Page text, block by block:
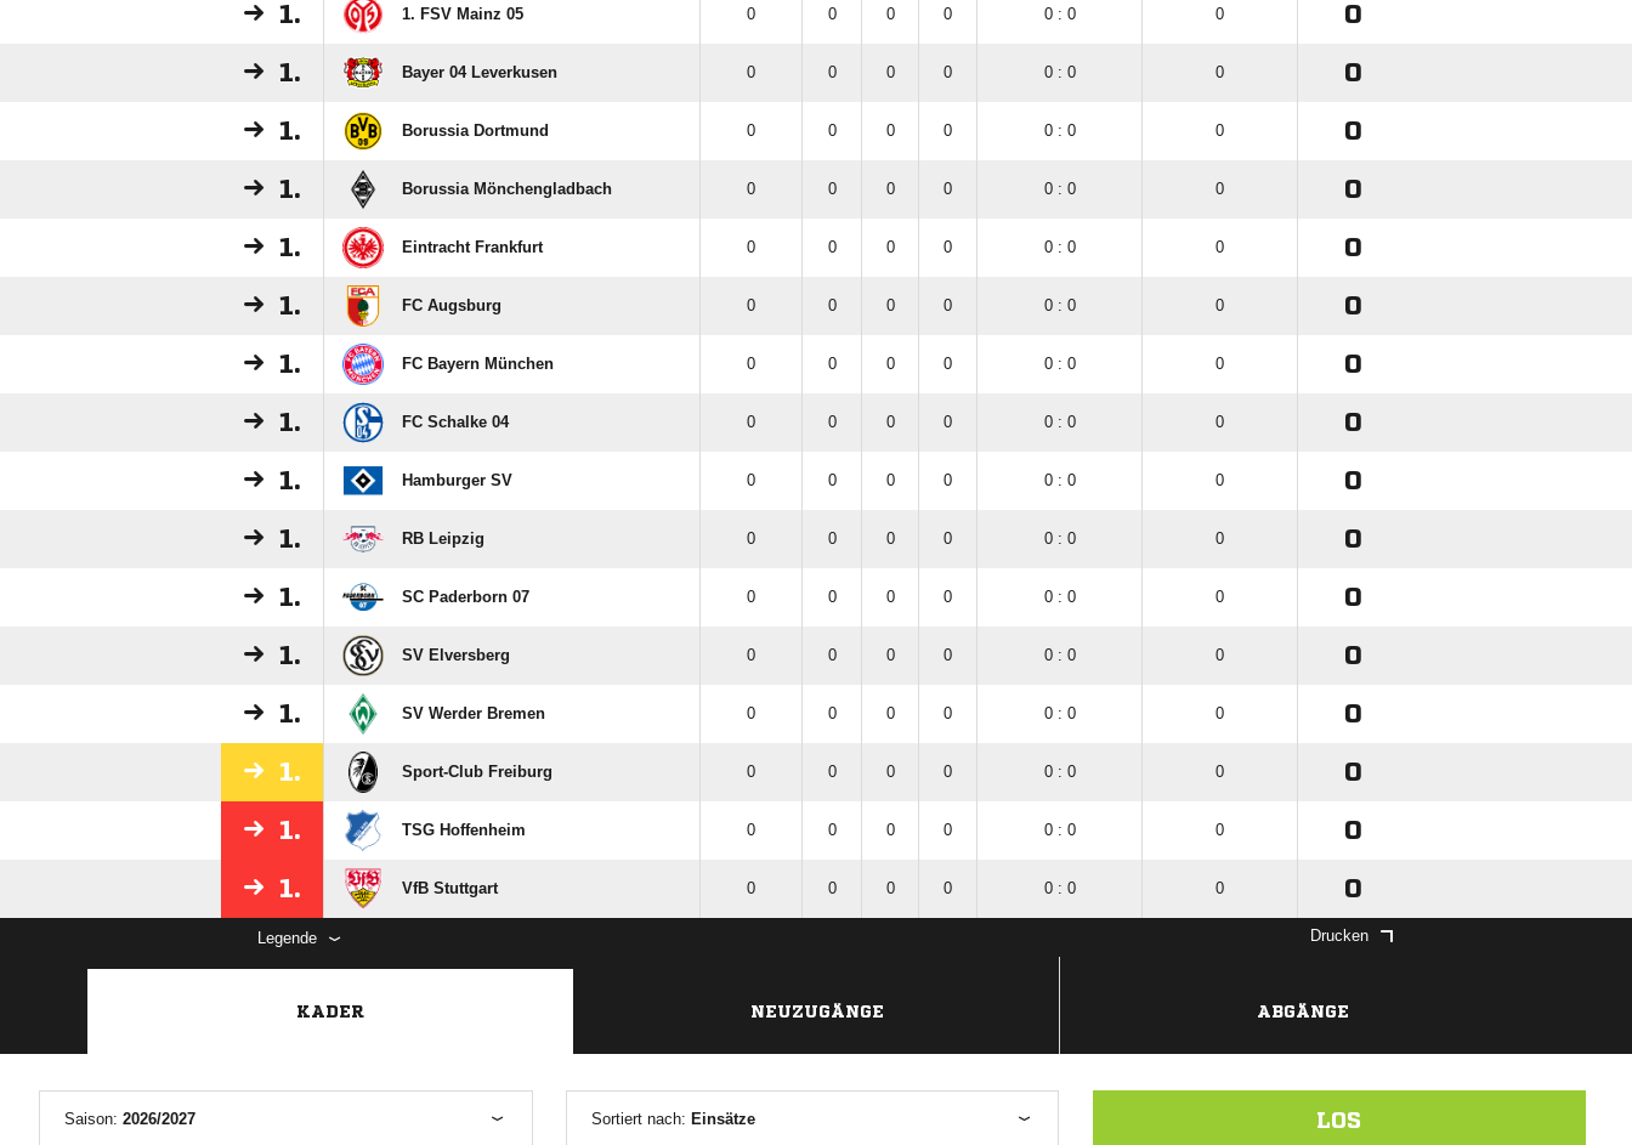
1. 1. FSV Mainz 05 0 0 0 0 0 : 0 0 0
1. Bayer 04 Leverkusen 0 0 0 0 0 : 0 0 0
1. Borussia Dortmund 0 0 0 0 0 : 0 0 0
1. Borussia Mönchengladbach 0 0 0 0 0 : 0 0 0
1. Eintracht Frankfurt 0 0 0 0 0 : 0 0 0
1. FC Augsburg 0 0 0 0 0 : 0 0 0
1. FC Bayern München 0 0 0 0 0 : 0 0 0
1. FC Schalke 04 0 0 0 0 0 : 0 0 0
1. Hamburger SV 0 0 0 0 0 : 0 0 0
1. RB Leipzig 0 0 0 0 0 : 0 0 0
1. SC Paderborn 07 0 0 0 0 0 : 0 0 0
1. SV Elversberg 0 0 0 0 0 : 0 0 0
1. SV Werder Bremen 0 0 0 0 0 : 0 0 0
1. Sport-Club Freiburg 0 0 0 0 0 : 0 0 0
1. TSG Hoffenheim 0 0 0 0 0 : 0 0 0
1. VfB Stuttgart 0 0 0 0 0 : 0 0 0
Legende Drucken
KADER NEUZUGÄNGE ABGÄNGE
Saison: 2026/2027 Sortiert nach: Einsätze LOS